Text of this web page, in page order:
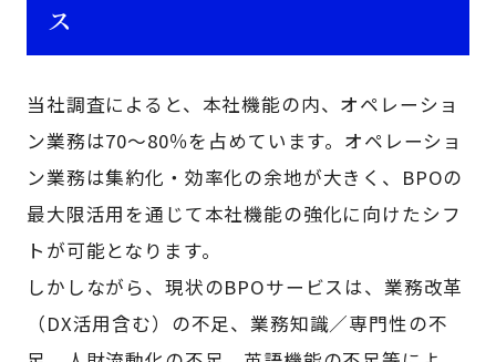
ス
当社調査によると、本社機能の内、オペレーショ
ン業務は70～80％を占めています。オペレーショ
ン業務は集約化・効率化の余地が大きく、BPOの
最大限活用を通じて本社機能の強化に向けたシフ
トが可能となります。
しかしながら、現状のBPOサービスは、業務改革
（DX活用含む）の不足、業務知識／専門性の不